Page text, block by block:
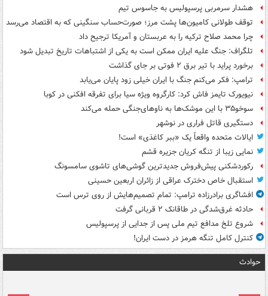
هشدار سرمربی پرسپولیس به جاسوس تیم
توقف طولانی کامیون‌ها پشت مرز؛ صورت‌حساب سنگینی که به اقتصاد می‌رسد
چرا محمد صلاح ترکیه را به عربستان و آمریکا ترجیح داد
تلگراف: جنگ علیه ایران ممکن است به یکی از اشتباهات تاریخ تبدیل شود
برخورد پراید با تیر برق ۲ فوتی بر جای گذاشت
ترامپ: فکر می‌کنم جنگ با ایران خیلی زود پایان می‌یابد
نیویورک تایمز فاش کرد: کارگروه ویژه سیا برای تفرقه افکنی در کوبا
سوخو۳۵ با این موشک‌ها به ناوهای‌جنگی حمله می‌کند
دستگیری قاتل فراری در نوشهر
ایالات متحده واقعاً یک «ببر کاغذی» است!
نمایی زیبا از تنگه کریان جزیره قشم
رکوردشکنی پیش‌فروش جدیدترین گوشی‌های تاشوی سامسونگ
استقبال خاص دخترک عراقی از زائران اربعین حسینی
افشاگری برادرزاده ترامپ: تمام تصمیم‌هایش از روی ترس است
حادثه غرق‌شدگی در طاقانک ۲ قربانی گرفت
شروع تلخ مدافع تیم ملی پس از جدایی از پرسپولیس
کنترل کامل تنگه هرمز در دست ایران!
حوادث